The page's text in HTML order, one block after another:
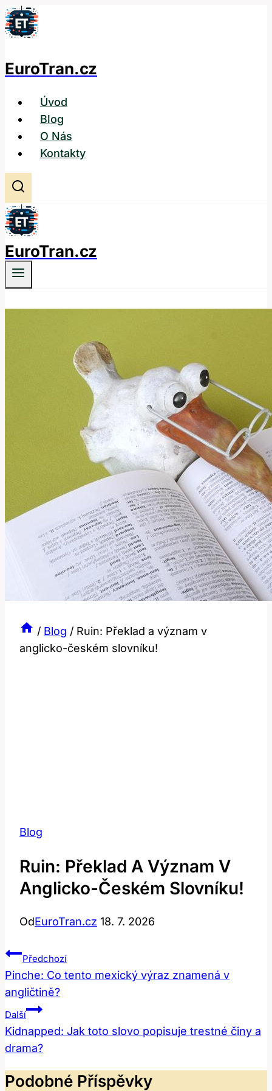
Přeskočit
na
EuroTran.cz
Úvod
Blog
O Nás
Kontakty
EuroTran.cz
/ Blog / Ruin: Překlad a význam v
anglicko-českém slovníku!
Blog
Ruin: Překlad A Význam V
Anglicko-Českém Slovníku!
OdEuroTran.cz 18. 7. 2026
Navigace
Pro
Příspěvek
Předchozí
Pinche: Co tento mexický výraz znamená v
angličtině?
Další
Kidnapped: Jak toto slovo popisuje trestné činy a
drama?
Podobné Příspěvky